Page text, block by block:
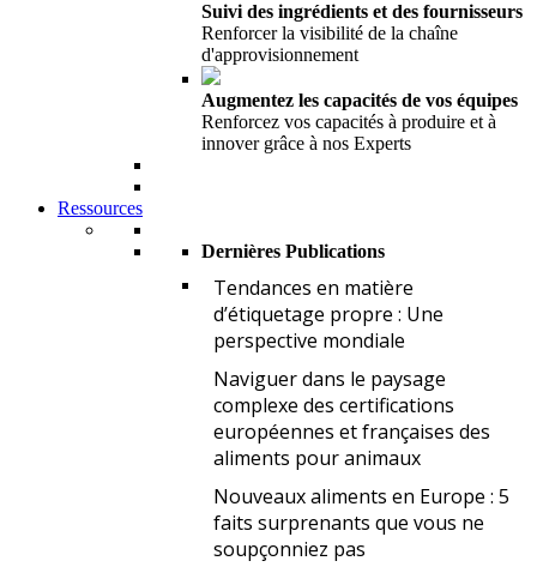
Suivi des ingrédients et des fournisseurs
Renforcer la visibilité de la chaîne
d'approvisionnement
Augmentez les capacités de vos équipes
Renforcez vos capacités à produire et à
innover grâce à nos Experts
Ressources
Dernières Publications
Tendances en matière
d’étiquetage propre : Une
perspective mondiale
Naviguer dans le paysage
complexe des certifications
européennes et françaises des
aliments pour animaux
Nouveaux aliments en Europe : 5
faits surprenants que vous ne
soupçonniez pas